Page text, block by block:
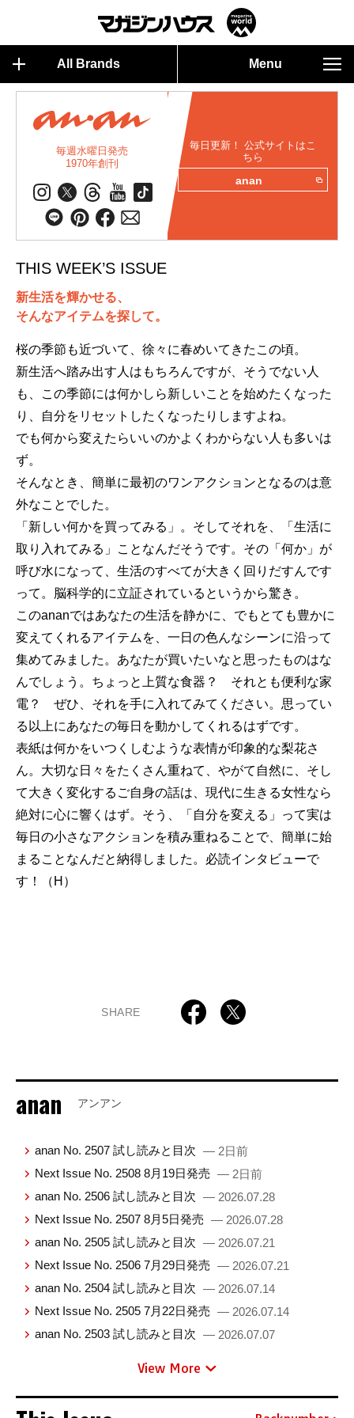
All Brands Menu
毎週水曜日発売
1970年創刊
毎日更新！ 公式サイトはこ
ちら
anan
THIS WEEK’S ISSUE
新生活を輝かせる、
そんなアイテムを探して。
桜の季節も近づいて、徐々に春めいてきたこの頃。
新生活へ踏み出す人はもちろんですが、そうでない人
も、この季節には何かしら新しいことを始めたくなった
り、自分をリセットしたくなったりしますよね。
でも何から変えたらいいのかよくわからない人も多いは
ず。
そんなとき、簡単に最初のワンアクションとなるのは意
外なことでした。
「新しい何かを買ってみる」。そしてそれを、「生活に
取り入れてみる」ことなんだそうです。その「何か」が
呼び水になって、生活のすべてが大きく回りだすんです
って。脳科学的に立証されているというから驚き。
このananではあなたの生活を静かに、でもとても豊かに
変えてくれるアイテムを、一日の色んなシーンに沿って
集めてみました。あなたが買いたいなと思ったものはな
んでしょう。ちょっと上質な食器？ それとも便利な家
電？ ぜひ、それを手に入れてみてください。思ってい
る以上にあなたの毎日を動かしてくれるはずです。
表紙は何かをいつくしむような表情が印象的な梨花さ
ん。大切な日々をたくさん重ねて、やがて自然に、そし
て大きく変化するご自身の話は、現代に生きる女性なら
絶対に心に響くはず。そう、「自分を変える」って実は
毎日の小さなアクションを積み重ねることで、簡単に始
まることなんだと納得しました。必読インタビューで
す！（H）
SHARE
anan アンアン
anan No. 2507 試し読みと目次 — 2日前
Next Issue No. 2508 8月19日発売 — 2日前
anan No. 2506 試し読みと目次 — 2026.07.28
Next Issue No. 2507 8月5日発売 — 2026.07.28
anan No. 2505 試し読みと目次 — 2026.07.21
Next Issue No. 2506 7月29日発売 — 2026.07.21
anan No. 2504 試し読みと目次 — 2026.07.14
Next Issue No. 2505 7月22日発売 — 2026.07.14
anan No. 2503 試し読みと目次 — 2026.07.07
View More